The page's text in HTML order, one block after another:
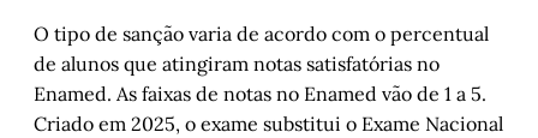
O tipo de sanção varia de acordo com o percentual
de alunos que atingiram notas satisfatórias no
Enamed. As faixas de notas no Enamed vão de 1 a 5.
Criado em 2025, o exame substitui o Exame Nacional